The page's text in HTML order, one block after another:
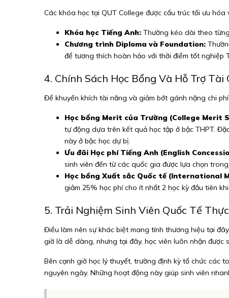
Các khóa học tại QUT College được cấu trúc tối ưu
Khóa học Tiếng Anh: Thường kéo dài theo
Chương trình Diploma và Foundation:
để tương thích hoàn hảo với thời điểm tốt nghiệp
4. Chính Sách Học Bổng Và Hỗ Trợ Tài
Để khuyến khích tài năng và giảm bớt gánh nặng chi
Học bổng Merit của Trường (College Merit
tự động dựa trên kết quả học tập ở bậc THPT.
này ở bậc học dự bị.
Ưu đãi Học phí Tiếng Anh (English
sinh viên đến từ các quốc gia được lựa chọn
Học bổng Xuất sắc Quốc tế (International
giảm 25% học phí cho ít nhất 2 học kỳ đầu tiên
5. Trải Nghiệm Sinh Viên Quốc Tế
Điều làm nên sự khác biệt mang tính thương hiệu tại
giờ là dễ dàng, nhưng tại đây, học viên luôn nhận được
Bên cạnh giờ học lý thuyết, trường định kỳ tổ chức các
nguyên ngày. Những hoạt động này giúp sinh viên